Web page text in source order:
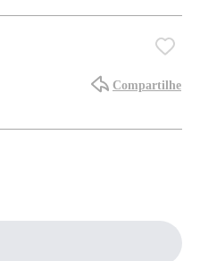
Compartilhe